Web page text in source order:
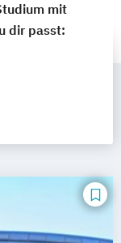
mit
dir passt: